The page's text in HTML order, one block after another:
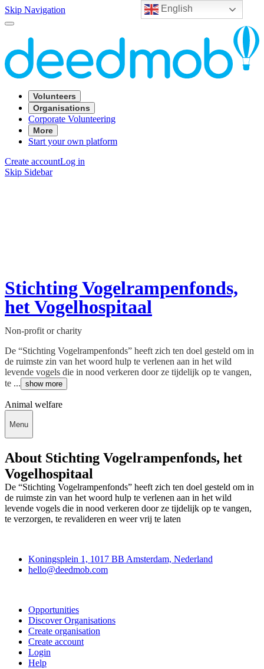
English
Skip Navigation
Volunteers
Organisations
Corporate Volunteering
More
Start your own platform
Create accountLog in
Skip Sidebar
Stichting Vogelrampenfonds,
het Vogelhospitaal
Non-profit or charity
De “Stichting Vogelrampenfonds” heeft zich ten doel gesteld om in
de ruimste zin van het woord hulp te verlenen aan in het wild
levende vogels die in nood verkeren door ze tijdelijk op te vangen,
te ... show more
Animal welfare
Menu
About Stichting Vogelrampenfonds, het
Vogelhospitaal
De “Stichting Vogelrampenfonds” heeft zich ten doel gesteld om in
de ruimste zin van het woord hulp te verlenen aan in het wild
levende vogels die in nood verkeren door ze tijdelijk op te vangen,
te verzorgen, te revalideren en weer vrij te laten
Koningsplein 1, 1017 BB Amsterdam, Nederland
hello@deedmob.com
Opportunities
Discover Organisations
Create organisation
Create account
Login
Help